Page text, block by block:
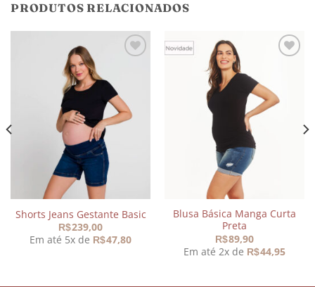
PRODUTOS RELACIONADOS
Adicionar
aos
meus
desejos
Shorts Jeans Gestante Basic
R$239,00
Em até 5x de R$47,80
Adicionar
aos
meus
Blusa Básica Manga Curta
Preta
R$89,90
Em até 2x de R$44,95